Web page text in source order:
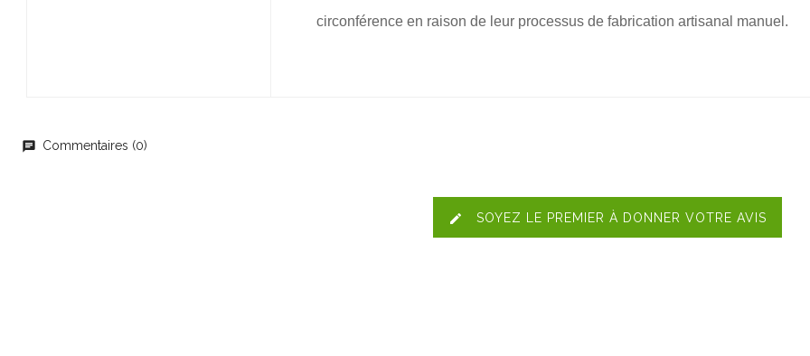
circonférence en raison de leur processus de fabrication artisanal manuel.
chat Commentaires (0)
edit SOYEZ LE PREMIER À DONNER VOTRE AVIS